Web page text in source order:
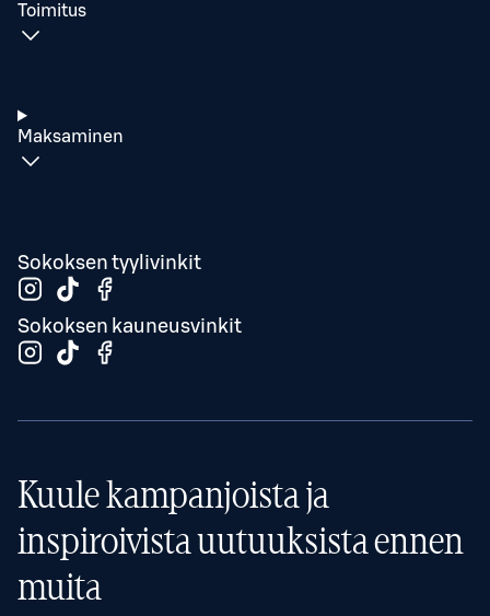
Toimitus
Maksaminen
Sokoksen tyylivinkit
Sokoksen kauneusvinkit
Kuule kampanjoista ja
inspiroivista uutuuksista ennen
muita